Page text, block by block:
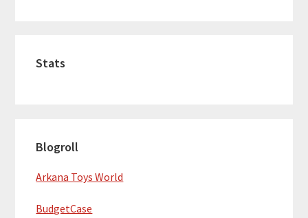
Stats
Blogroll
Arkana Toys World
BudgetCase